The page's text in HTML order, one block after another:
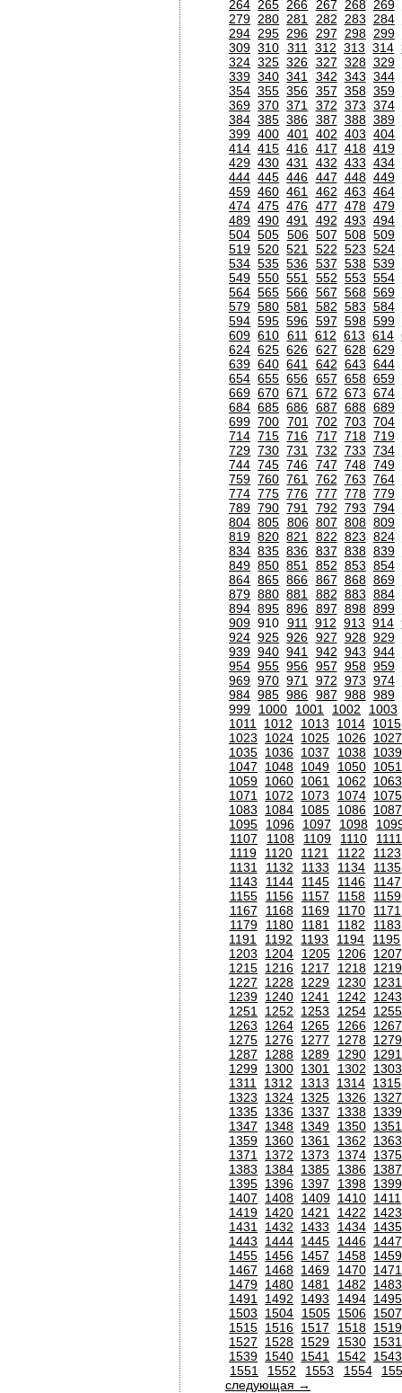
264 265 266 267 268 269
279 280 281 282 283 284
294 295 296 297 298 299
309 310 311 312 313 314
324 325 326 327 328 329
339 340 341 342 343 344
354 355 356 357 358 359
369 370 371 372 373 374
384 385 386 387 388 389
399 400 401 402 403 404
414 415 416 417 418 419
429 430 431 432 433 434
444 445 446 447 448 449
459 460 461 462 463 464
474 475 476 477 478 479
489 490 491 492 493 494
504 505 506 507 508 509
519 520 521 522 523 524
534 535 536 537 538 539
549 550 551 552 553 554
564 565 566 567 568 569
579 580 581 582 583 584
594 595 596 597 598 599
609 610 611 612 613 614
624 625 626 627 628 629
639 640 641 642 643 644
654 655 656 657 658 659
669 670 671 672 673 674
684 685 686 687 688 689
699 700 701 702 703 704
714 715 716 717 718 719
729 730 731 732 733 734
744 745 746 747 748 749
759 760 761 762 763 764
774 775 776 777 778 779
789 790 791 792 793 794
804 805 806 807 808 809
819 820 821 822 823 824
834 835 836 837 838 839
849 850 851 852 853 854
864 865 866 867 868 869
879 880 881 882 883 884
894 895 896 897 898 899
909 910 911 912 913 914
924 925 926 927 928 929
939 940 941 942 943 944
954 955 956 957 958 959
969 970 971 972 973 974
984 985 986 987 988 989
999
1000 1001 1002
1003
1011
1012 1013 1014 1015
1023
1024 1025 1026 1027
1035 1036 1037 1038 1039
1047
1048 1049 1050 1051
1059 1060 1061 1062
1063
1071
1072 1073 1074 1075
1083
1084 1085 1086 1087
1095
1096 1097 1098
1107
1108 1109 1110
1111
1119
1120 1121 1122
1123
1131
1132 1133 1134
1135
1143
1144 1145 1146
1147
1155
1156 1157 1158
1159
1167
1168 1169 1170
1171
1179
1180 1181 1182
1183
1191
1192 1193 1194
1195
1203
1204 1205 1206 1207
1215 1216 1217 1218 1219
1227
1228 1229 1230 1231
1239 1240 1241 1242
1243
1251
1252 1253 1254 1255
1263
1264 1265 1266 1267
1275 1276 1277 1278 1279
1287
1288 1289 1290 1291
1299 1300 1301 1302
1303
1311
1312 1313 1314 1315
1323
1324 1325 1326 1327
1335 1336 1337 1338 1339
1347
1348 1349 1350 1351
1359 1360 1361 1362
1363
1371
1372 1373 1374 1375
1383
1384 1385 1386 1387
1395 1396 1397 1398 1399
1407
1408 1409 1410 1411
1419 1420 1421 1422
1423
1431
1432 1433 1434 1435
1443
1444 1445 1446 1447
1455 1456 1457 1458 1459
1467
1468 1469 1470 1471
1479 1480 1481 1482
1483
1491
1492 1493 1494 1495
1503
1504 1505 1506 1507
1515 1516 1517 1518 1519
1527
1528 1529 1530 1531
1539 1540 1541 1542
1543
1551
1552 1553 1554
следующая →